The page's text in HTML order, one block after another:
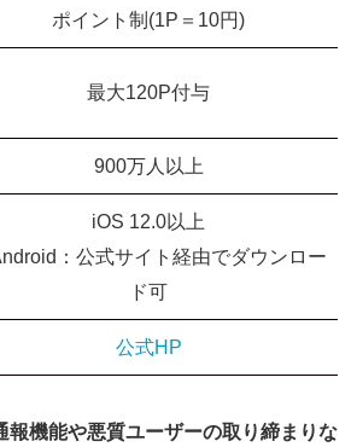
ポイント制(1P＝10円)
最大120P付与
900万人以上
iOS 12.0以上
：公式サイト経由でダウンロー
ド可
公式HP
報機能や悪質ユーザーの取り締まりな